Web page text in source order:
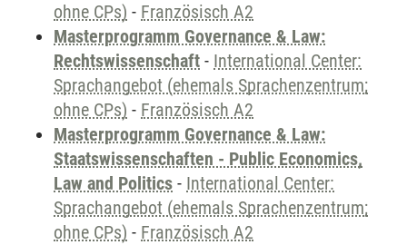
ohne CPs) - Französisch A2
Masterprogramm Governance & Law:
Rechtswissenschaft - International Center:
Sprachangebot (ehemals Sprachenzentrum;
ohne CPs) - Französisch A2
Masterprogramm Governance & Law:
Staatswissenschaften - Public Economics,
Law and Politics - International Center:
Sprachangebot (ehemals Sprachenzentrum;
ohne CPs) - Französisch A2